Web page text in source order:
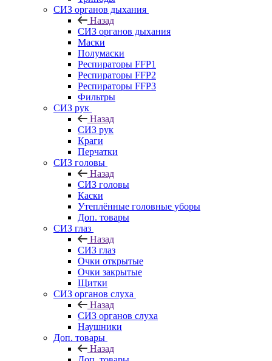
СИЗ органов дыхания
Назад
СИЗ органов дыхания
Маски
Полумаски
Респираторы FFP1
Респираторы FFP2
Респираторы FFP3
Фильтры
СИЗ рук
Назад
СИЗ рук
Краги
Перчатки
СИЗ головы
Назад
СИЗ головы
Каски
Утеплённые головные уборы
Доп. товары
СИЗ глаз
Назад
СИЗ глаз
Очки открытые
Очки закрытые
Щитки
СИЗ органов слуха
Назад
СИЗ органов слуха
Наушники
Доп. товары
Назад